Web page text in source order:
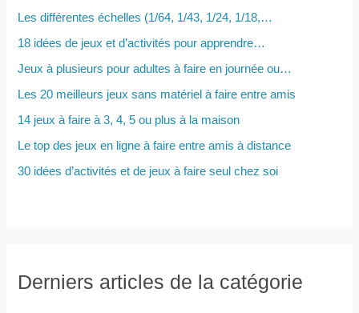
:
Les différentes échelles (1/64, 1/43, 1/24, 1/18,…
18 idées de jeux et d’activités pour apprendre…
Jeux à plusieurs pour adultes à faire en journée ou…
Les 20 meilleurs jeux sans matériel à faire entre amis
14 jeux à faire à 3, 4, 5 ou plus à la maison
Le top des jeux en ligne à faire entre amis à distance
30 idées d’activités et de jeux à faire seul chez soi
Derniers articles de la catégorie